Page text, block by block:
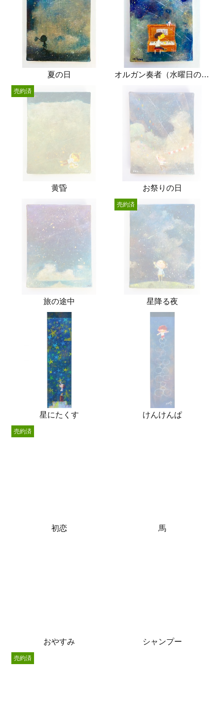
夏の日 オルガン奏者（水曜日の放課後）
黄昏
売約済
お祭りの日
旅の途中 星降る夜
売約済
星にたくす けんけんぱ
初恋
売約済
馬
おやすみ シャンプー
売約済